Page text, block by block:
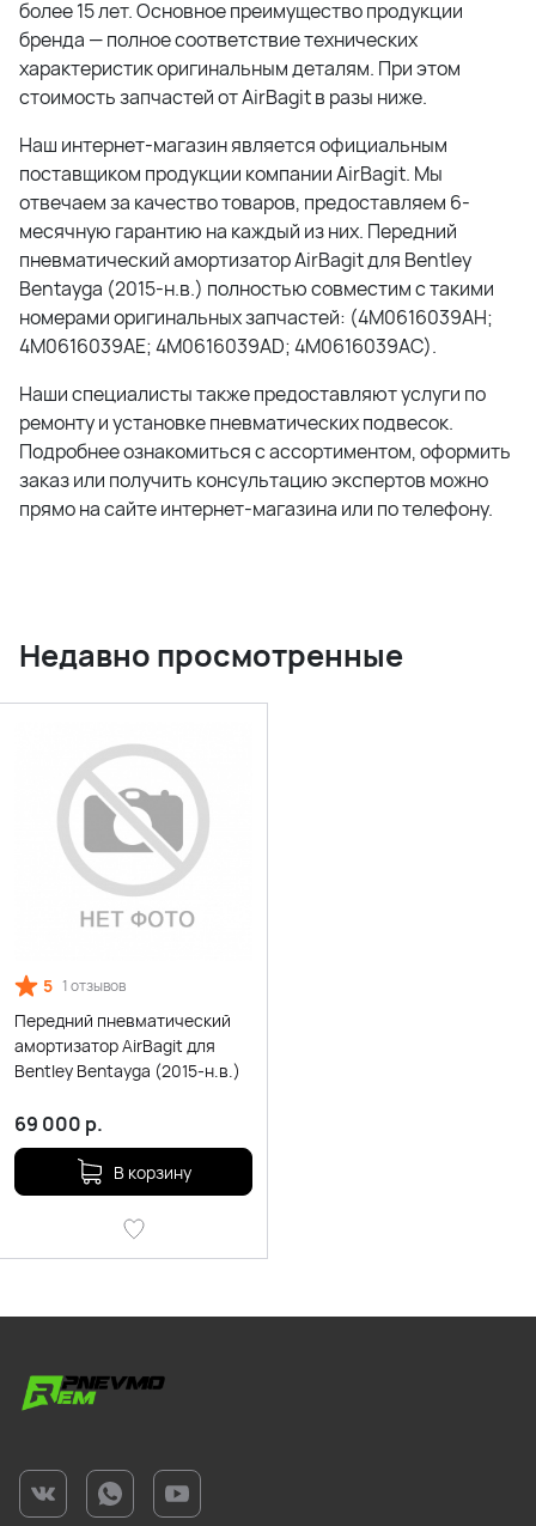
более 15 лет. Основное преимущество продукции
бренда — полное соответствие технических
характеристик оригинальным деталям. При этом
стоимость запчастей от AirBagit в разы ниже.
Наш интернет-магазин является официальным
поставщиком продукции компании AirBagit. Мы
отвечаем за качество товаров, предоставляем 6-
месячную гарантию на каждый из них. Передний
пневматический амортизатор AirBagit для Bentley
Bentayga (2015-н.в.) полностью совместим с такими
номерами оригинальных запчастей: (4M0616039AH;
4M0616039AE; 4M0616039AD; 4M0616039AC).
Наши специалисты также предоставляют услуги по
ремонту и установке пневматических подвесок.
Подробнее ознакомиться с ассортиментом, оформить
заказ или получить консультацию экспертов можно
прямо на сайте интернет-магазина или по телефону.
Недавно просмотренные
5 1 отзывов
Передний пневматический
амортизатор AirBagit для
Bentley Bentayga (2015-н.в.)
69 000 р.
В корзину